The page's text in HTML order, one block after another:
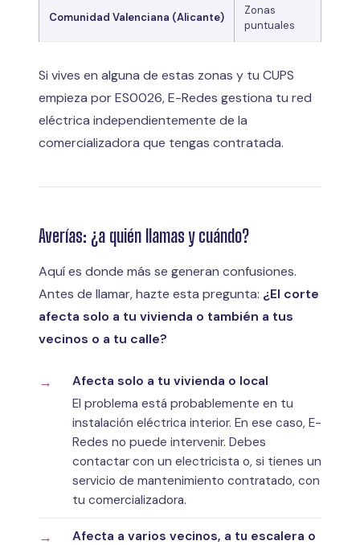
Comunidad Valenciana (Alicante)
Zonas
puntuales
Si vives en alguna de estas zonas y tu CUPS
empieza por ES0026, E-Redes gestiona tu red
eléctrica independientemente de la
comercializadora que tengas contratada.
Averías: ¿a quién llamas y cuándo?
Aquí es donde más se generan confusiones.
Antes de llamar, hazte esta pregunta: ¿El corte
afecta solo a tu vivienda o también a tus
vecinos o a tu calle?
Afecta solo a tu vivienda o local
El problema está probablemente en tu
instalación eléctrica interior. En ese caso, E-
Redes no puede intervenir. Debes
contactar con un electricista o, si tienes un
servicio de mantenimiento contratado, con
tu comercializadora.
Afecta a varios vecinos, a tu escalera o